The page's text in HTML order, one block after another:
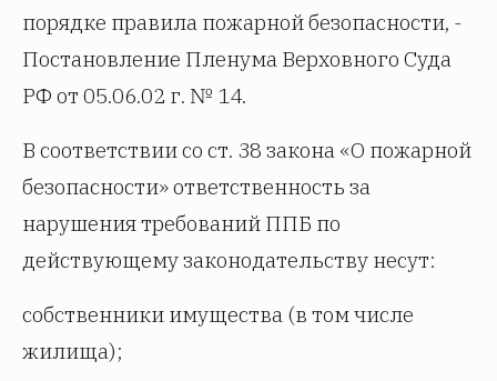
порядке правила пожарной безопасности, -
Постановление Пленума Верховного Суда
РФ от 05.06.02 г. № 14.
В соответствии со ст. 38 закона «О пожарной
безопасности» ответственность за
нарушения требований ППБ по
действующему законодательству несут:
собственники имущества (в том числе
жилища);